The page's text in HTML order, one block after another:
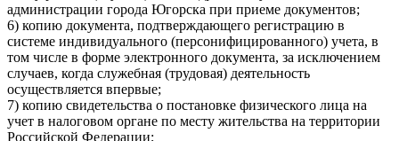
администрации города Югорска при приеме документов;
6) копию документа, подтверждающего регистрацию в
системе индивидуального (персонифицированного) учета, в
том числе в форме электронного документа, за исключением
случаев, когда служебная (трудовая) деятельность
осуществляется впервые;
7) копию свидетельства о постановке физического лица на
учет в налоговом органе по месту жительства на территории
Российской Федерации;